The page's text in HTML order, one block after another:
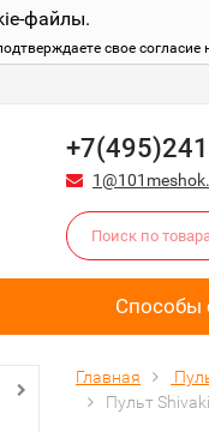
файлы.
свое
Способы
Главная
Пульт